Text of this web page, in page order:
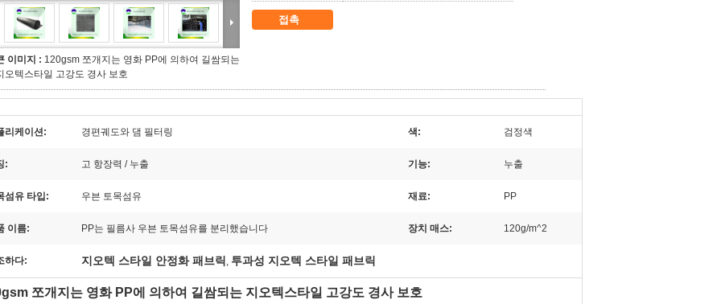
이미지 : 120gsm 쪼개지는 영화 PP에 의하여 길쌈되는
오텍스타일 고강도 경사 보호
접촉
리케이션: 경편궤도와 댐 필터링 색: 검정색
: 고 항장력 / 누출 기능: 누출
섬유 타입: 우븐 토목섬유 재료: PP
이름: PP는 필름사 우븐 토목섬유를 분리했습니다 장치 매스: 120g/m^2
하다: 지오텍 스타일 안정화 패브릭 , 투과성 지오텍 스타일 패브릭
쪼개지는 영화 PP에 의하여 길쌈되는 지오텍스타일 고강도 경사 보호